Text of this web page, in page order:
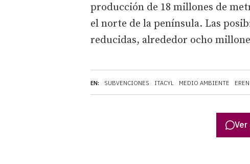
EN: SUBVENCIONES ITACYL MEDIO AMBIENTE EREN
producción de 18 millones de
el norte de la península. Las
reducidas, alrededor ocho
Ver